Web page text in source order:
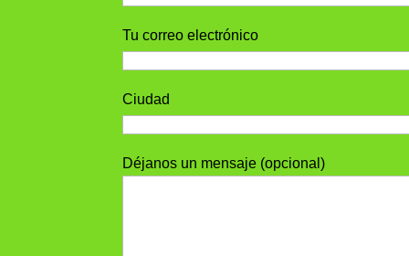
Tu correo electrónico
Ciudad
Déjanos un mensaje (opcional)